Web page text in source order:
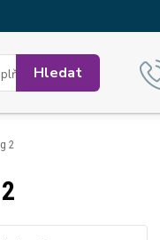
Hledat
2